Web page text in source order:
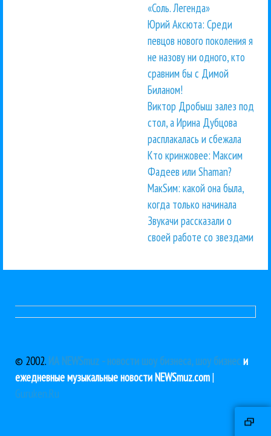
«Соль. Легенда»
Юрий Аксюта: Среди
певцов нового поколения я
не назову ни одного, кто
сравним бы с Димой
Биланом!
Виктор Дробыш залез под
стол, а Ирина Дубцова
расплакалась и сбежала
Кто кринжовее: Максим
Фадеев или Shaman?
МакSим: какой она была,
когда только начинала
Звукачи рассказали о
своей работе со звездами
© 2002. ИА NEWSmuz - новости шоу бизнеса, шоу бизнеси
ежедневные музыкальные новости NEWSmuz.com|
Guruken.Ru